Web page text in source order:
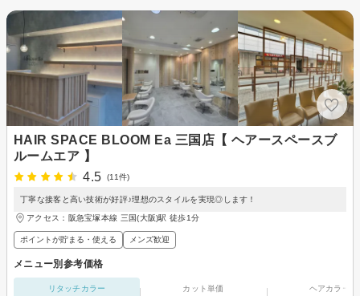
HAIR SPACE BLOOM Ea 三国店【 ヘアースペースブ
ルームエア 】
4.5
(11件)
丁寧な接客と高い技術が好評♪理想のスタイルを実現◎します！
アクセス：阪急宝塚本線 三国(大阪)駅 徒歩1分
ポイントが貯まる・使える メンズ歓迎
メニュー別参考価格
リタッチカラー カット単価 ヘアカラー